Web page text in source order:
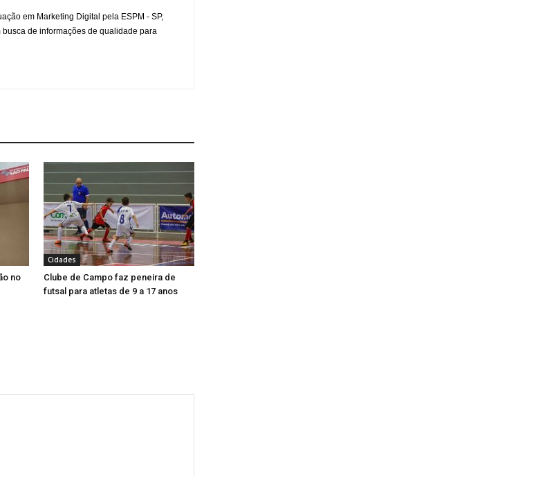
em Marketing Digital pela ESPM - SP,
de informações de qualidade para
no
Cidades
Clube de Campo faz peneira de
futsal para atletas de 9 a 17 anos